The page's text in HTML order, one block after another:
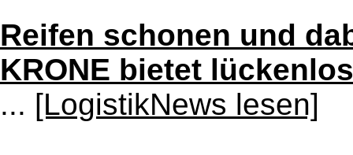
Reifen schonen und
KRONE bietet
... [LogistikNews lesen]